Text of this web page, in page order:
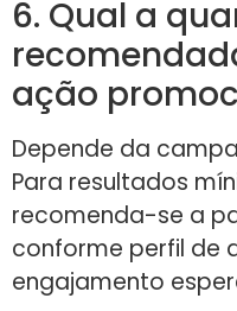
6. Qual a
ação
Depende da
Para resultados
recomenda-se a
conforme perfil de
engajamento